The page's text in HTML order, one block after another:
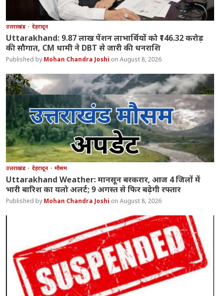
उत्तराखंड देहरादून
Uttarakhand: 9.87 लाख पेंशन लाभार्थियों को ₹146.32 करोड़
की सौगात, CM धामी ने DBT से जारी की धनराशि
Mohan Chandra Joshi August 8, 2026
उत्तराखंड देहरादून मौसम
Uttarakhand Weather: मानसून बरकरार, आज 4 जिलों में
भारी बारिश का यलो अलर्ट; 9 अगस्त से फिर बढ़ेगी रफ्तार
Mohan Chandra Joshi August 8, 2026